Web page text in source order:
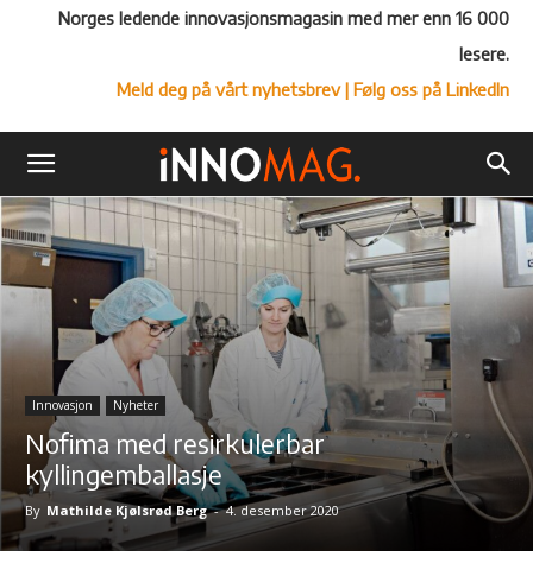
Norges ledende innovasjonsmagasin med mer enn 16 000
lesere.
Meld deg på vårt nyhetsbrev| Følg oss på LinkedIn
Innovasjon Nyheter
Nofima med resirkulerbar
kyllingemballasje
By Mathilde Kjølsrød Berg - 4. desember 2020